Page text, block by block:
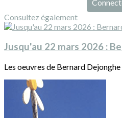
Consultez également
Jusqu'au 22 mars 2026 :
Les oeuvres de Bernard